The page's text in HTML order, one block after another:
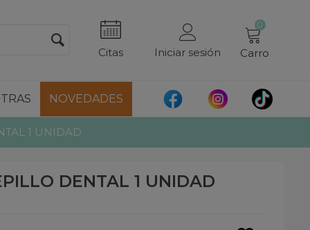
Citas Iniciar sesión
0
Carro
NOVEDADES
1 UNIDAD
DENTAL 1 UNIDAD